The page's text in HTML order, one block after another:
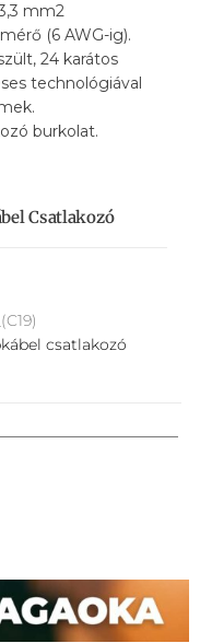
mm2
(6 AWG-ig).
24 karátos
technológiával
burkolat.
Csatlakozó
csatlakozó